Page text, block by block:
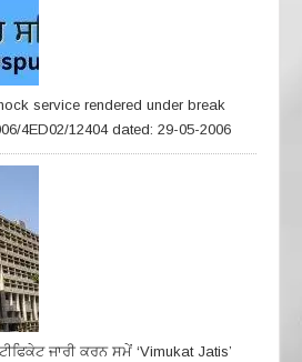
service rendered under break
4ED02/12404 dated: 29-05-2006
ਜਾਰੀ ਕਰਨ ਸਮੇਂ ‘Vimukat Jatis’